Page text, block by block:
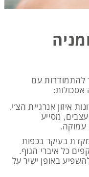
להתמודדות עם
אסכולות:
איזון אנרגיית הצ’י.
מסייע
עמוקה.
בעיקר בכפות
כל איברי הגוף.
להשפיע באופן ישיר על